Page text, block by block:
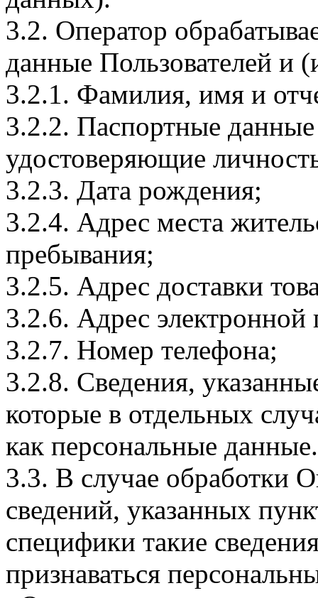
3.2. Оператор
данные Пользователей и
3.2.1. Фамилия, имя и
3.2.2. Паспортные
удостоверяющие
3.2.3. Дата рождения;
3.2.4. Адрес места
пребывания;
3.2.5. Адрес доставки
3.2.6. Адрес электронной
3.2.7. Номер телефона;
3.2.8. Сведения,
которые в отдельных
как персональные данные.
3.3. В случае обработки
сведений, указанных
специфики такие
признаваться